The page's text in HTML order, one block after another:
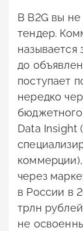
В B2G вы
тендер.
называется
до
поступает
нередко
бюджетного
Data Insight
через
в России в
трлн
не